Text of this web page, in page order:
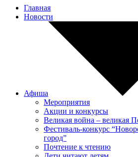
Главная
Новости
Афиша
Мероприятия
Акции и конкурсы
Великая война – великая
Фестиваль-конкурс
город”
Почтение к чтению